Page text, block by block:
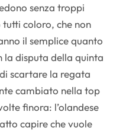
senza troppi
coloro, che non
il semplice quanto
disputa della quinta
scartare la regata
cambiato nella top
finora: l’olandese
capire che vuole